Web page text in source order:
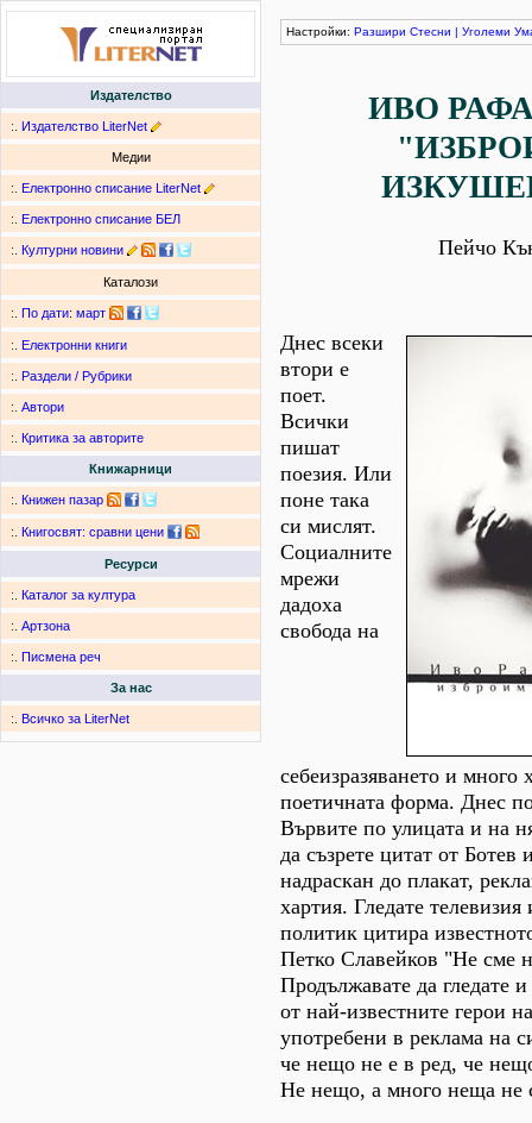
Издателство
:. Издателство LiterNet
Медии
:. Електронно списание LiterNet
:. Електронно списание БЕЛ
:. Културни новини
Каталози
:. По дати: март
:. Електронни книги
:. Раздели / Рубрики
:. Автори
:. Критика за авторите
Книжарници
:. Книжен пазар
:. Книгосвят: сравни цени
Ресурси
:. Каталог за култура
:. Артзона
:. Писмена реч
За нас
:. Всичко за LiterNet
Настройки: Разшири Стесни | Уголеми
ИВО
Пейчо
Днес всеки
втори е
поет.
Всички
пишат
поезия. Или
поне така
си мислят.
Социалните
мрежи
дадоха
свобода на
себеизразяването и много
поетичната форма. Днес
Вървите по улицата и на
да съзрете цитат от
надраскан до плакат,
хартия. Гледате
политик цитира
Петко Славейков "Не сме
Продължавате да гледате
от най-известните герои
употребени в реклама на
че нещо не е в ред, че
Не нещо, а много неща не